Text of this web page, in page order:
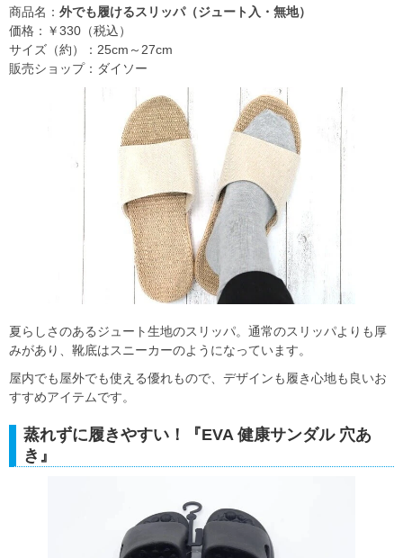
商品名： 外でも履けるスリッパ（ジュート入・無地）
価格：￥330（税込）
サイズ（約）：25cm～27cm
販売ショップ：ダイソー
夏らしさのあるジュート生地のスリッパ。通常のスリッパよりも厚
みがあり、靴底はスニーカーのようになっています。
屋内でも屋外でも使える優れもので、デザインも履き心地も良いお
すすめアイテムです。
蒸れずに履きやすい！『EVA 健康サンダル 穴あ
き』